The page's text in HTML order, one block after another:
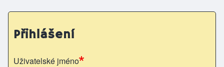
Přihlášení
Uživatelské jméno